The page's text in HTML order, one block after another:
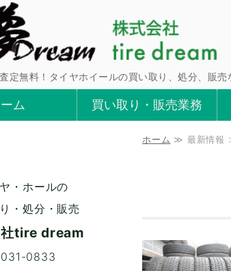
定無料！タイヤホイールの買い取り、処分、販売
ム 買い取り・販売業務
ホーム ≫ 最新情報
・ホールの
・処分・販売
社tire dream
0833